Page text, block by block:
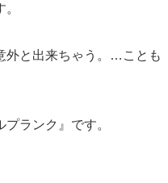
外と出来ちゃう。…ことも
ランク』です。